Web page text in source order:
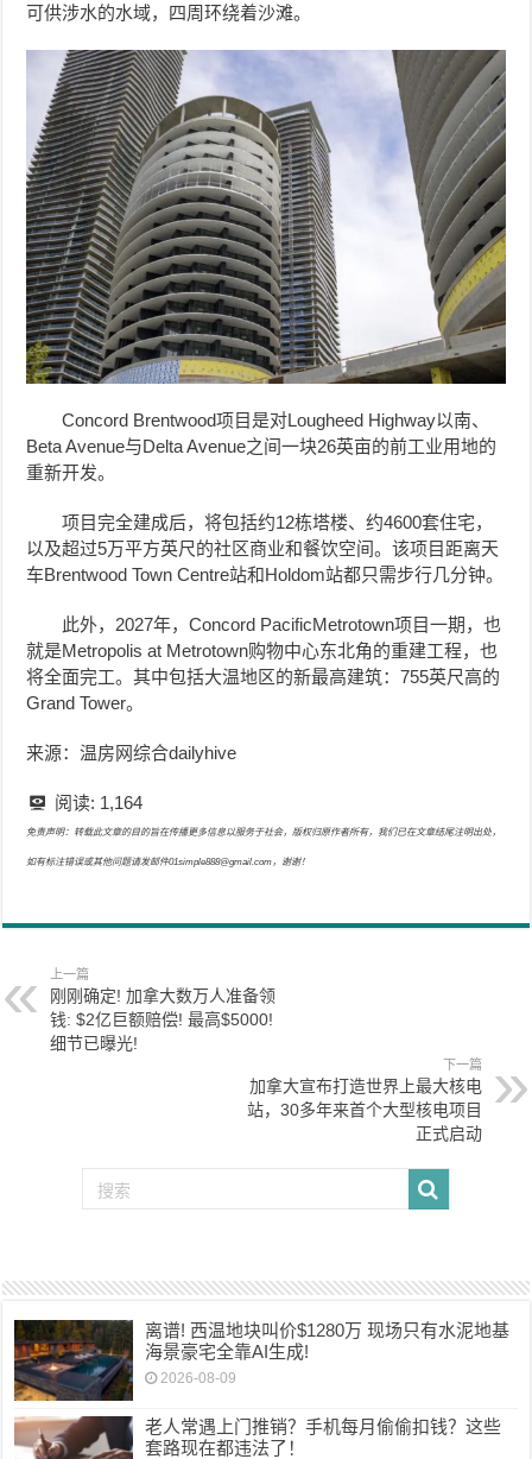
可供涉水的水域，四周环绕着沙滩。
Concord Brentwood项目是对Lougheed Highway以南、
Beta Avenue与Delta Avenue之间一块26英亩的前工业用地的
重新开发。
项目完全建成后，将包括约12栋塔楼、约4600套住宅，
以及超过5万平方英尺的社区商业和餐饮空间。该项目距离天
车Brentwood Town Centre站和Holdom站都只需步行几分钟。
此外，2027年，Concord PacificMetrotown项目一期，也
就是Metropolis at Metrotown购物中心东北角的重建工程，也
将全面完工。其中包括大温地区的新最高建筑：755英尺高的
Grand Tower。
来源：温房网综合dailyhive
阅读: 1,164
免责声明：转载此文章的目的旨在传播更多信息以服务于社会，版权归原作者所有，我们已在文章结尾注明出处，
如有标注错误或其他问题请发邮件01simple888@gmail.com，谢谢！
上一篇
刚刚确定! 加拿大数万人准备领
钱: $2亿巨额赔偿! 最高$5000!
细节已曝光!
下一篇
加拿大宣布打造世界上最大核电
站，30多年来首个大型核电项目
正式启动
离谱! 西温地块叫价$1280万 现场只有水泥地基
海景豪宅全靠AI生成!
2026-08-09
老人常遇上门推销？手机每月偷偷扣钱？这些
套路现在都违法了！